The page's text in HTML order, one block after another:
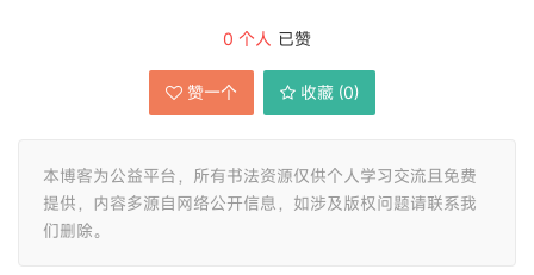
0 个人 已赞
赞一个 收藏 (0)
本博客为公益平台，所有书法资源仅供个人学习交流且免费
提供，内容多源自网络公开信息，如涉及版权问题请联系我
们删除。